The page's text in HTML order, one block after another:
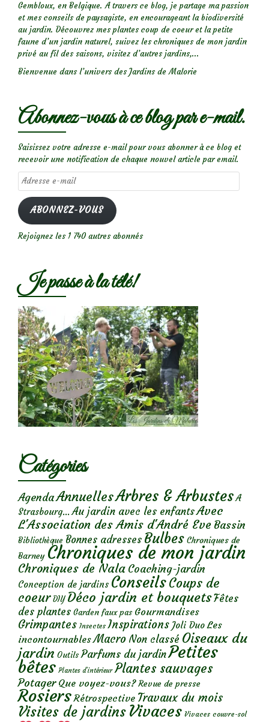
Gembloux, en Belgique. A travers ce blog, je partage ma passion
et mes conseils de paysagiste, en encourageant la biodiversité
au jardin. Découvrez mes plantes coup de coeur et la petite
faune d’un jardin naturel, suivez les chroniques de mon jardin
privé au fil des saisons, visitez d’autres jardins,...
Bienvenue dans l’univers des Jardins de Malorie
Abonnez-vous à ce blog par e-mail.
Saisissez votre adresse e-mail pour vous abonner à ce blog et
recevoir une notification de chaque nouvel article par email.
Adresse
e-
mail
ABONNEZ-VOUS
Rejoignez les 1 740 autres abonnés
Je passe à la télé!
Catégories
AgendaAnnuellesArbres & Arbustes A
Strasbourg... Au jardin avec les enfantsAvec
L'Association des Amis d'André Eve Bassin
Bibliothèque Bonnes adresses Bulbes Chroniques de
Barney Chroniques de mon jardin
Chroniques de Nala Coaching-jardin
Conception de jardins ConseilsCoups de
coeur DIY Déco jardin et bouquetsFêtes
des plantes Garden faux pas Gourmandises
Grimpantes Insectes Inspirations Joli Duo Les
incontournables Macro Non classé Oiseaux du
jardin Outils Parfums du jardinPetites
bêtes Plantes d’intérieur Plantes sauvages
Potager Que voyez-vous? Revue de presse
Rosiers Rétrospective Travaux du mois
Visites de jardins Vivaces Vivaces couvre-sol